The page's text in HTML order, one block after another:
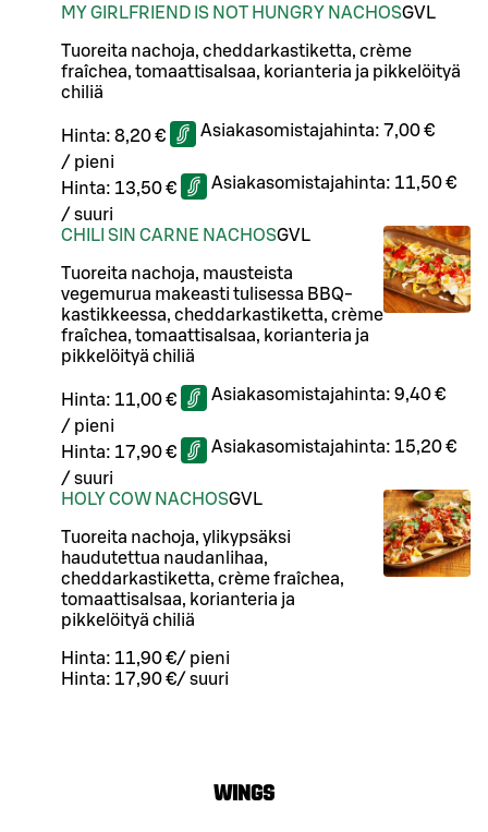
MY GIRLFRIEND IS NOT HUNGRY NACHOSGVL
Tuoreita nachoja, cheddarkastiketta, crème
fraîchea, tomaattisalsaa, korianteria ja pikkelöityä
chiliä
Hinta: 8,20 € Asiakasomistajahinta: 7,00 €
/ pieni
Hinta: 13,50 € Asiakasomistajahinta: 11,50 €
/ suuri
CHILI SIN CARNE NACHOSGVL
Tuoreita nachoja, mausteista
vegemurua makeasti tulisessa BBQ-
kastikkeessa, cheddarkastiketta, crème
fraîchea, tomaattisalsaa, korianteria ja
pikkelöityä chiliä
Hinta: 11,00 € Asiakasomistajahinta: 9,40 €
/ pieni
Hinta: 17,90 € Asiakasomistajahinta: 15,20 €
/ suuri
HOLY COW NACHOSGVL
Tuoreita nachoja, ylikypsäksi
haudutettua naudanlihaa,
cheddarkastiketta, crème fraîchea,
tomaattisalsaa, korianteria ja
pikkelöityä chiliä
Hinta: 11,90 €/ pieni
Hinta: 17,90 €/ suuri
WINGS